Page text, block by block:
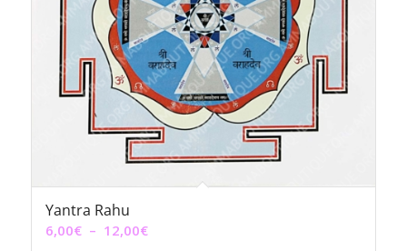
Yantra Rahu
6,00€ – 12,00€Plage